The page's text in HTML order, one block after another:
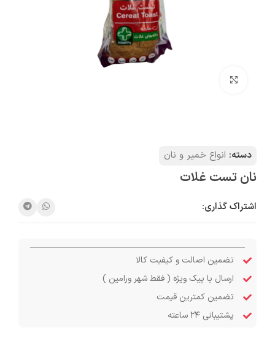
دسته: انواع خمیر و نان
نان تست غلات
اشتراک گذاری:
تضمین اصالت و کیفیت کالا
ارسال با پیک ویژه ( فقط شهر ورامین )
تضمین کمترین قیمت
پشتیبانی ۲۴ ساعته